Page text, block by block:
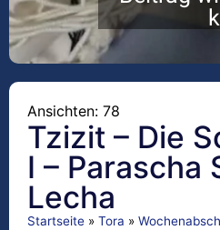
Ansichten: 78
Tzizit – Die
I – Parascha
Lecha
Startseite » Tora »